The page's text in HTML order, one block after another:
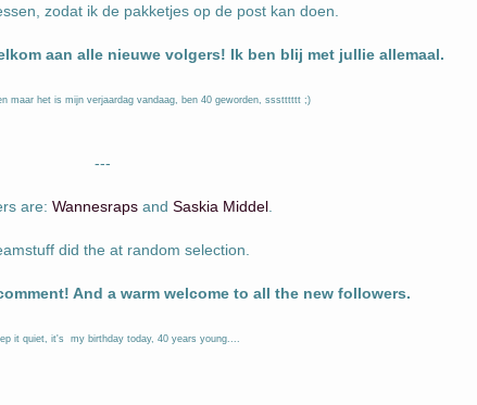
zodat ik de pakketjes op de post kan doen.
aan alle nieuwe volgers! Ik ben blij met jullie allemaal.
maar het is mijn verjaardag vandaag, ben 40 geworden, ssstttttt ;)
---
are: Wannesraps and Saskia Middel
did the at random selection.
And a warm welcome to all the new followers.
it quiet, it's my birthday today, 40 years young....